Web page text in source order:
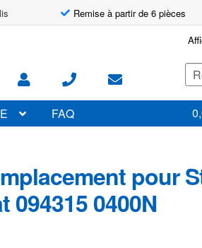
Remise à partir de 6 pièces
for:
FAQ
pour
094315 0400N